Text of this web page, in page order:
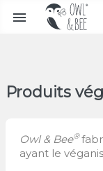

Produits
Owl & Bee®
ayant le